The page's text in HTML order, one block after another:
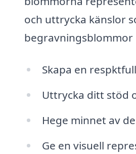
och uttrycka känslor
begravningsblommor
Skapa en
Uttrycka ditt stöd
Hege minnet av
Ge en visuell